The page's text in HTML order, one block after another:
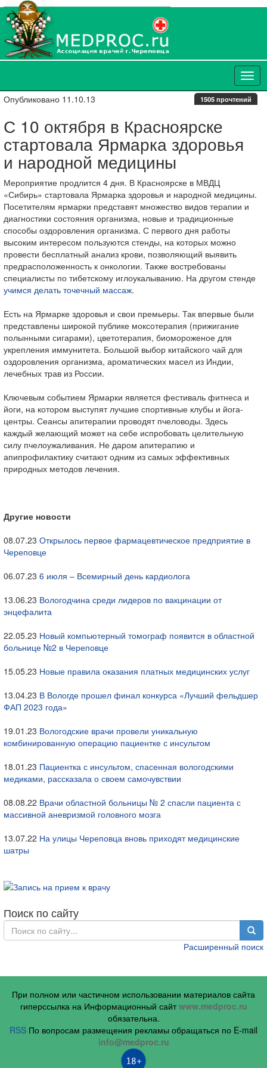
Опубликовано 11.10.13 1505 прочтений
С 10 октября в Красноярске
стартовала Ярмарка здоровья
и народной медицины
Мероприятие продлится 4 дня. В Красноярске в МВДЦ
«Сибирь» стартовала Ярмарка здоровья и народной медицины.
Посетителям ярмарки представят множество видов терапии и
диагностики состояния организма, новые и традиционные
способы оздоровления организма. С первого дня работы
высоким интересом пользуются стенды, на которых можно
провести бесплатный анализ крови, позволяющий выявить
предрасположенность к онкологии. Также востребованы
специалисты по тибетскому иглоукалыванию. На другом стенде
учимся делать точечный массаж.
Есть на Ярмарке здоровья и свои премьеры. Так впервые были
представлены широкой публике моксотерапия (прижигание
полынными сигарами), цветотерапия, биомороженое для
укрепления иммунитета. Большой выбор китайского чай для
оздоровления организма, ароматических масел из Индии,
лечебных трав из России.
Ключевым событием Ярмарки является фестиваль фитнеса и
йоги, на котором выступят лучшие спортивные клубы и йога-
центры. Сеансы апитерапии проводят пчеловоды. Здесь
каждый желающий может на себе испробовать целительную
силу пчелоужаливания. Не даром апитерапию и
апипрофилактику считают одним из самых эффективных
природных методов лечения.
Другие новости
08.07.23 Открылось первое фармацевтическое предприятие в
Череповце
06.07.23 6 июля – Всемирный день кардиолога
13.06.23 Вологодчина среди лидеров по вакцинации от
энцефалита
22.05.23 Новый компьютерный томограф появится в областной
больнице №2 в Череповце
15.05.23 Новые правила оказания платных медицинских услуг
13.04.23 В Вологде прошел финал конкурса «Лучший фельдшер
ФАП 2023 года»
19.01.23 Вологодские врачи провели уникальную
комбинированную операцию пациентке с инсультом
18.01.23 Пациентка с инсультом, спасенная вологодскими
медиками, рассказала о своем самочувствии
08.08.22 Врачи областной больницы № 2 спасли пациента с
массивной аневризмой головного мозга
13.07.22 На улицы Череповца вновь приходят медицинские
шатры
Поиск по сайту
Расширенный поиск
При полном или частичном использовании материалов сайта
гиперссылка на Информационный сайтwww.medproc.ru
обязательна.
RSS По вопросам размещения рекламы обращаться по E-mail
info@medproc.ru